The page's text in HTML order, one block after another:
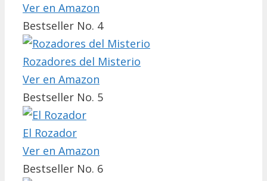
Ver en Amazon
Bestseller No. 4
Rozadores del Misterio
Ver en Amazon
Bestseller No. 5
El Rozador
Ver en Amazon
Bestseller No. 6